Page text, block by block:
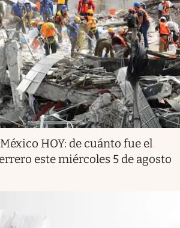
HOY: de cuánto fue el
este miércoles 5 de agosto